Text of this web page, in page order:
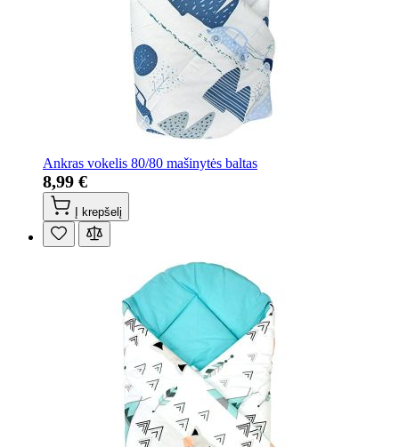
Ankras vokelis 80/80 mašinytės baltas
8,99 €
Į krepšelį